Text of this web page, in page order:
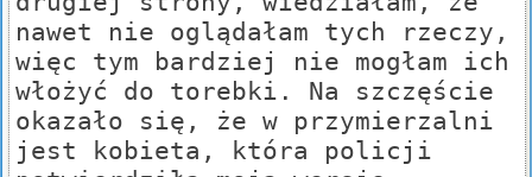
nawet nie oglądałam tych rzeczy,
więc tym bardziej nie mogłam ich
włożyć do torebki. Na szczęście
okazało się, że w przymierzalni
jest kobieta, która policji